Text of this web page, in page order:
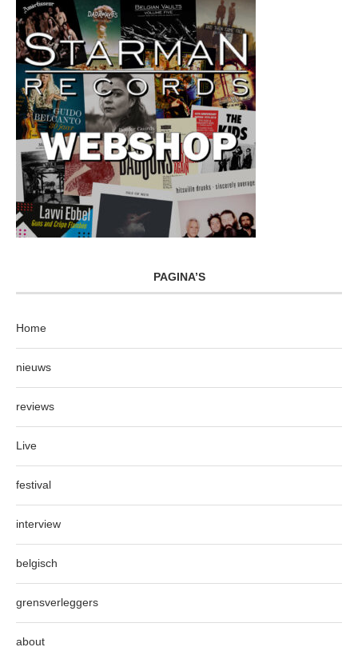
PAGINA’S
Home
nieuws
reviews
Live
festival
interview
belgisch
grensverleggers
about